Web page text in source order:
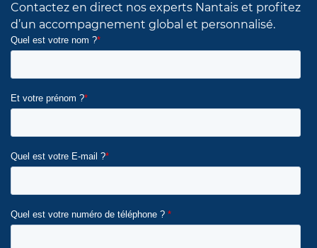
Contactez en direct nos experts Nantais et profitez
d’un accompagnement global et personnalisé.